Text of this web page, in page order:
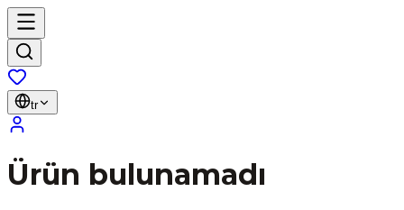
tr
Ürün bulunamadı